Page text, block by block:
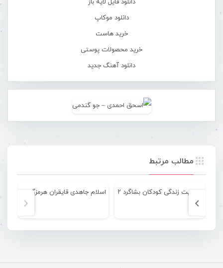
دانلود فایل لایه باز
دانلود موکاپ
خرید هاست
خرید محصولات پوستی
دانلود آهنگ جدید
مطالب مرتبط
وضعیت زندگی کودکان بشاگرد ۲